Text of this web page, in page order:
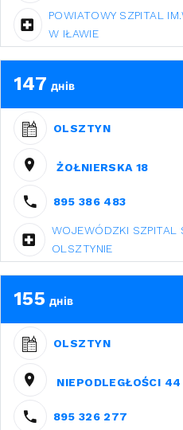
POWIATOWY SZPITAL
W IŁAWIE
147 днів
OLSZTYN
ŻOŁNIERSKA 18
895 386 483
WOJEWÓDZKI SZPITAL
OLSZTYNIE
155 днів
OLSZTYN
NIEPODLEGŁOŚCI 44
895 326 277